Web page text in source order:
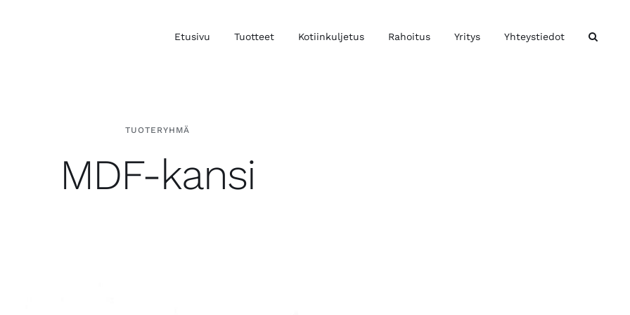
Etusivu Tuotteet Kotiinkuljetus Rahoitus Yritys Yhteystiedot
TUOTERYHMÄ
MDF-kansi